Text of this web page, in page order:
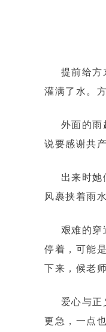
提前给方
灌满了水。
外面的雨越
说要感谢共
出来时她们
风裹挟着雨
艰难的穿过
停着，可能
下来，候老
爱心与正义
更急，一点